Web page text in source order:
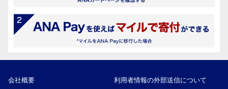
会社概要
利用者情報の外部送信について